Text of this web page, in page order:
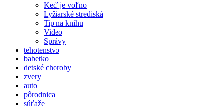
Keď je voľno
Lyžiarské strediská
Tip na knihu
Video
Správy
tehotenstvo
babetko
detské choroby
zvery
auto
pôrodnica
súťaže